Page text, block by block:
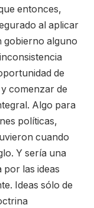
entonces,
al aplicar
gobierno alguno
de
comenzar de
Algo para
políticas,
cuando
Y sería una
por las ideas
Ideas sólo de